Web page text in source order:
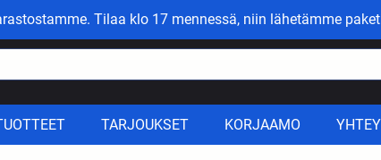
Tilaa klo 17 mennessä, niin lähetämme
TARJOUKSET KORJAAMO